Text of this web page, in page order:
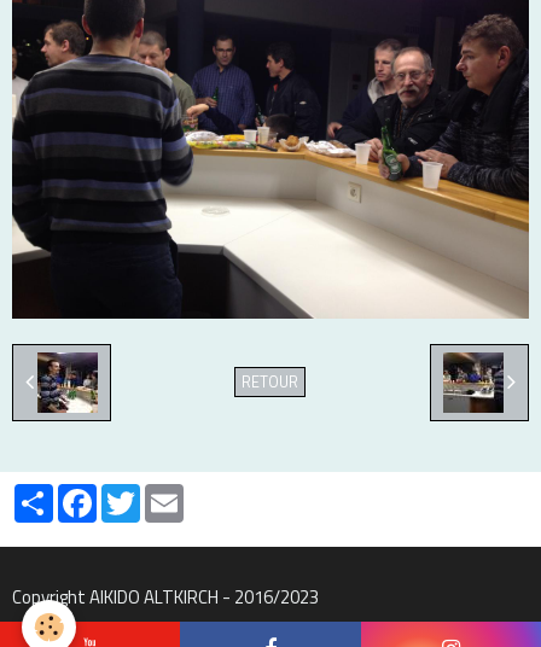
Contact
RETOUR
PartagerFacebook
Twitter
Copyright AIKIDO ALTKIRCH - 2016/2023